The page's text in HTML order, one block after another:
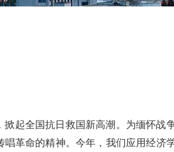
起全国抗日救国新高潮。为缅怀战
革命的精神。今年，我们应用经济